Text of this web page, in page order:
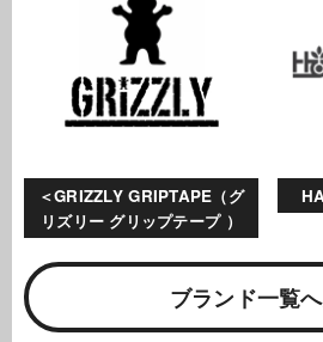
GRIZZLY GRIPTAPE（グ
リズリー グリップテープ ）
ブランド一覧